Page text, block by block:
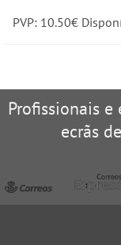
PVP: 10.50€
Profissionais
ecrãs